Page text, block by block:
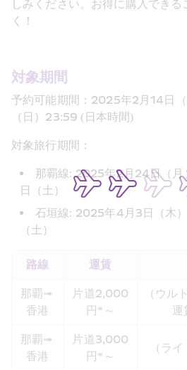
しみください。お得に購入でき
く！
対象期間
予約可能期間：2025年2月14日
（日）23:59 (日本時間)
対象旅行期間：
那覇線: 2025年2月24日（
日（土）
石垣線: 2025年4月3日（木
（土）
路線 運賃
那覇➟
香港
片道2,000
円*～
（ウル
運
那覇➟
香港
片道3,000
円*～
（ラ